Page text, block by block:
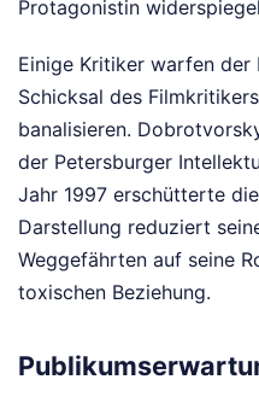
Protagonistin
Einige Kritiker warfen der
Schicksal des
banalisieren.
der Petersburger
Jahr 1997 erschütterte
Darstellung reduziert
Weggefährten auf seine
toxischen Beziehung.